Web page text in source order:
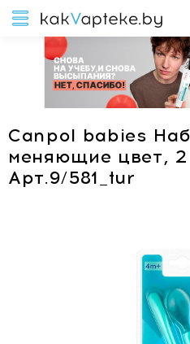
Canpol babies
меняющие цвет,
Арт.9/581_tur